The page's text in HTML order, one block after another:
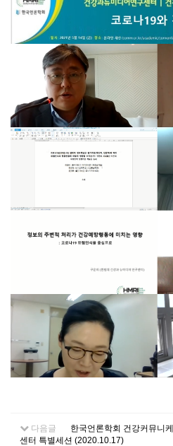
다음글
한국언론학회 건강커뮤니
센터 특별세션 (2020.10.17)